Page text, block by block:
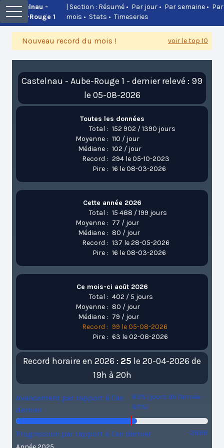
Castelnau -
Aube-Rouge 1
| Section : Résumé• Par jour• Par semaine• Par
mois • Stats • Timeseries
Nouveau record du mois ! voir le top 10
Castelnau - Aube-Rouge 1 - dernier relevé : 99
le 05-08-2026
Toutes les données
Total : 152 902 / 1390 jours
Moyenne : 110 / jour
Médiane : 102 / jour
Record : 294 le 05-10-2023
Pire : 16 le 08-03-2026
Cette année 2026
Total : 15 488 / 199 jours
Moyenne : 77 / jour
Médiane : 80 / jour
Record : 137 le 28-05-2026
Pire : 16 le 08-03-2026
Ce mois-ci août 2026
Total : 402 / 5 jours
Moyenne : 80 / jour
Médiane : 79 / jour
Record : 99 le 05-08-2026
Pire : 63 le 02-08-2026
Record horaire en 2026 : 25 le 20-04-2026 de
19h à 20h
Avancement par rapport à l'an
dernier
63% (jours de l'année :
60%)
Progression par rapport à l'an dernier
-2888